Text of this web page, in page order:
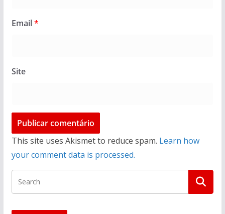
Email*
Site
This site uses Akismet to reduce spam. Learn how
your comment data is processed.